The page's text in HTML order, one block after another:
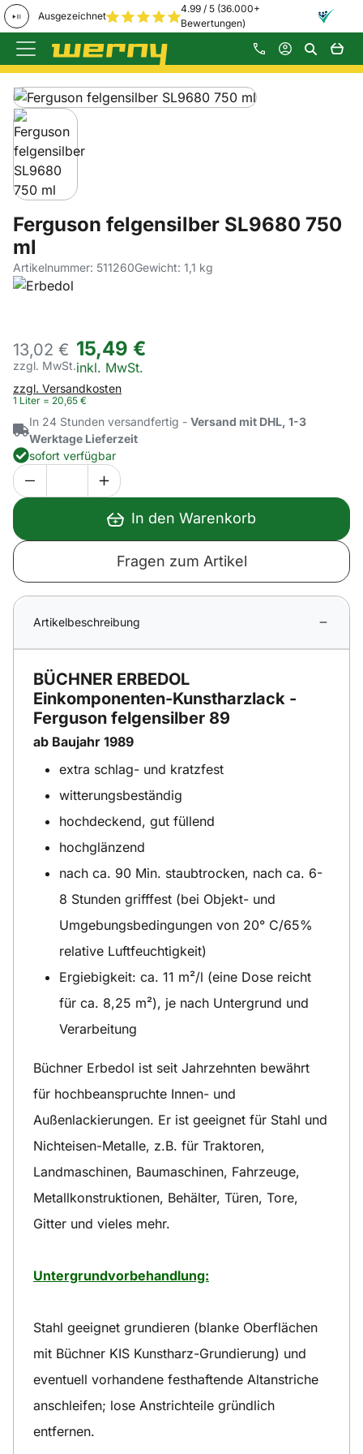
Ausgezeichnet
4.99 / 5 (36.000+
Bewertungen)
Zum Hauptinhalt springen
Produktgalerie
Zur Kaufbox springen
Ferguson felgensilber SL9680 750
ml
Artikelnummer: 511260Gewicht: 1,1 kg
13,02 €
zzgl. MwSt.
15,49 €
Steuerhinweis:
inkl. MwSt.
zzgl. Versandkosten
1 Liter = 20 65 €
In 24 Stunden versandfertig - Versand mit DHL, 1-3
Werktage Lieferzeit
sofort verfügbar
In den Warenkorb
Fragen zum Artikel
Artikelbeschreibung
BÜCHNER ERBEDOL
Einkomponenten-Kunstharzlack -
Ferguson felgensilber 89
ab Baujahr 1989
extra schlag- und kratzfest
witterungsbeständig
hochdeckend, gut füllend
hochglänzend
nach ca. 90 Min. staubtrocken, nach ca. 6-
8 Stunden grifffest (bei Objekt- und
Umgebungsbedingungen von 20° C/65%
relative Luftfeuchtigkeit)
Ergiebigkeit: ca. 11 m²/l (eine Dose reicht
für ca. 8,25 m²), je nach Untergrund und
Verarbeitung
Büchner Erbedol ist seit Jahrzehnten bewährt
für hochbeanspruchte Innen- und
Außenlackierungen. Er ist geeignet für Stahl und
Nichteisen-Metalle, z.B. für Traktoren,
Landmaschinen, Baumaschinen, Fahrzeuge,
Metallkonstruktionen, Behälter, Türen, Tore,
Gitter und vieles mehr.
Untergrundvorbehandlung:
Stahl geeignet grundieren (blanke Oberflächen
mit Büchner KIS Kunstharz-Grundierung) und
eventuell vorhandene festhaftende Altanstriche
anschleifen; lose Anstrichteile gründlich
entfernen.